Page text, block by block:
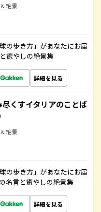
絶景
の歩き方」があなたにお届
癒やしの絶景集
詳細を見る
くすイタリアのことば
絶景
の歩き方」があなたにお届
名言と癒やしの絶景集
詳細を見る